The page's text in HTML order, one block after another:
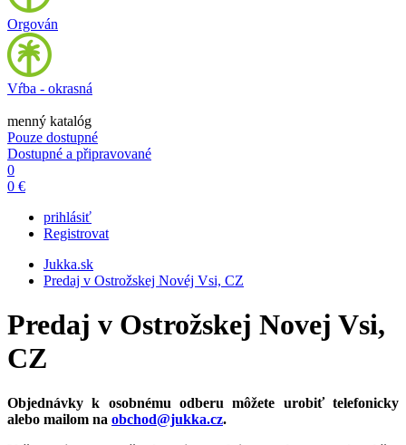
Orgován
Vŕba - okrasná
menný katalóg
Pouze dostupné
Dostupné a připravované
0
0 €
prihlásiť
Registrovat
Jukka.sk
Predaj v Ostrožskej Novéj Vsi, CZ
Predaj v Ostrožskej Novej Vsi,
CZ
Objednávky k osobnému odberu môžete urobiť telefonicky
alebo mailom na obchod@jukka.cz.